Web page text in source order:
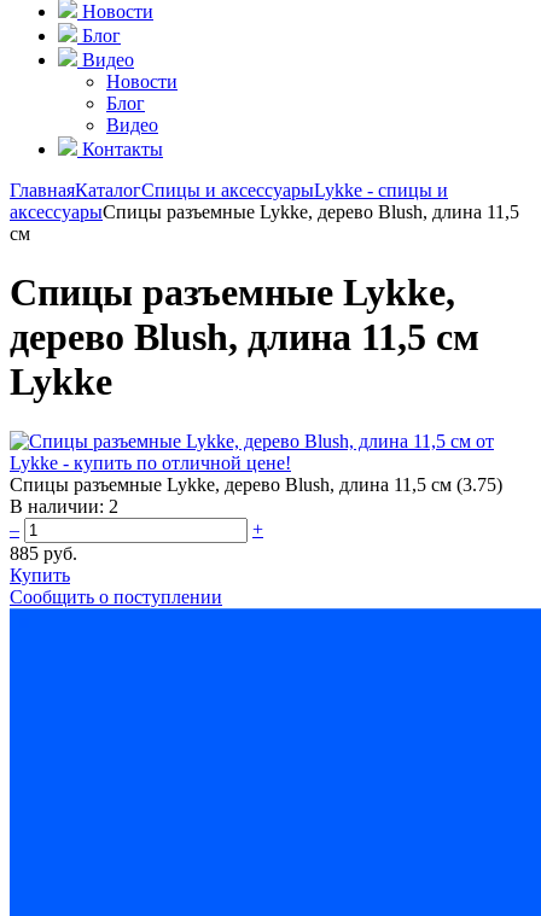
Новости
Блог
Видео
Новости
Блог
Видео
Контакты
ГлавнаяКаталогСпицы и аксессуарыLykke - спицы и
аксессуарыСпицы разъемные Lykke, дерево Blush, длина 11,5
см
Спицы разъемные Lykke,
дерево Blush, длина 11,5 см
Lykke
Спицы разъемные Lykke, дерево Blush, длина 11,5 см (3.75)
В наличии: 2
–
+
885 руб.
Купить
Сообщить о поступлении